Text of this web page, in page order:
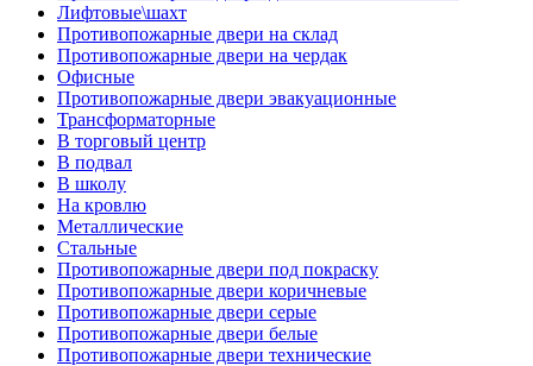
Лифтовые\шахт
Противопожарные двери на склад
Противопожарные двери на чердак
Офисные
Противопожарные двери эвакуационные
Трансформаторные
В торговый центр
В подвал
В школу
На кровлю
Металлические
Стальные
Противопожарные двери под покраску
Противопожарные двери коричневые
Противопожарные двери серые
Противопожарные двери белые
Противопожарные двери технические